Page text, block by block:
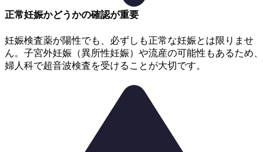
正常妊娠かどうかの確認が重要
妊娠検査薬が陽性でも、必ずしも正常な妊娠とは限りませ
ん。子宮外妊娠（異所性妊娠）や流産の可能性もあるため、
婦人科で超音波検査を受けることが大切です。